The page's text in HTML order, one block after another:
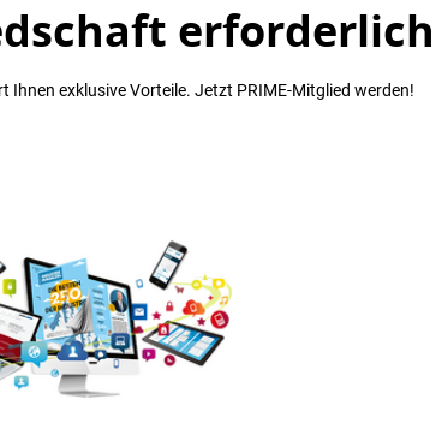
erforderlich
Ihnen exklusive Vorteile. Jetzt PRIME-Mitglied werden!